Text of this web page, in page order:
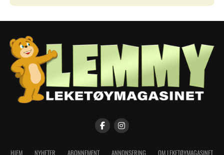
HJEM NYHETER ABONNEMENT ANNONSERING OM LEKETØYMAGASINET